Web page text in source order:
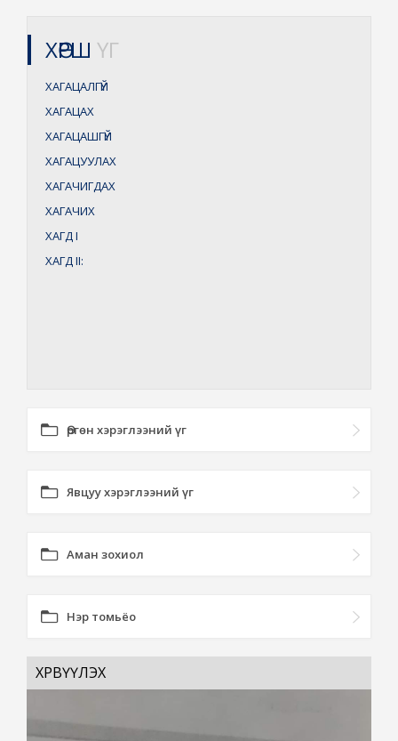
ХӨРШ ҮГ
ХАГАЦАЛГҮЙ
ХАГАЦАХ
ХАГАЦАШГҮЙ
ХАГАЦУУЛАХ
ХАГАЧИГДАХ
ХАГАЧИХ
ХАГДI
ХАГДII:
Өргөн хэрэглээний үг
Явцуу хэрэглээний үг
Аман зохиол
Нэр томьёо
ХӨРВҮҮЛЭХ